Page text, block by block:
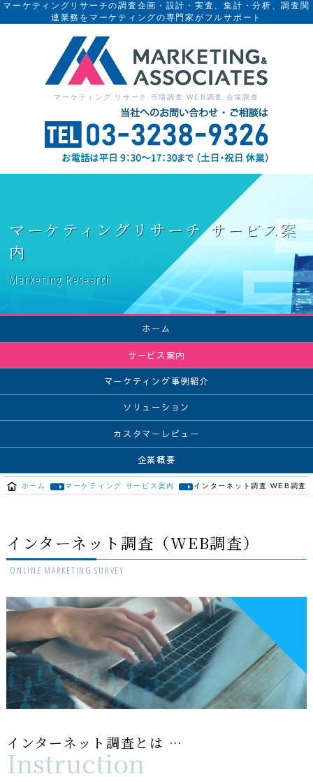
マーケティングリサーチの調査企画・設計・実査、集計・分析、調査関
連業務をマーケティングの専門家がフルサポート
マーケティング リサーチ 市場調査 WEB調査 会場調査
マーケティングリサーチ サービス案
内
Marketing Research
ホーム
サービス案内
マーケティング事例紹介
ソリューション
カスタマーレビュー
企業概要
ホーム マーケティング サービス案内 インターネット調査 WEB調査
インターネット調査（WEB調査）
ONLINE MARKETING SURVEY
インターネット調査とは …
Instruction